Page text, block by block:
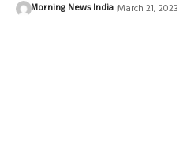
Morning News India March 21, 2023